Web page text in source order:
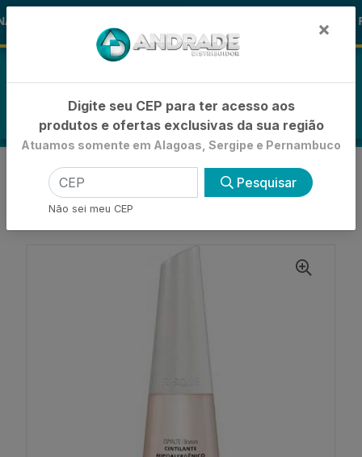
ALOHA 🪞
INÍCIO
ESMALTES
ESMALTE TRADICIONAL
ESMALTE RISQUÉ CINTILANTE PLATINO -
×
Digite seu CEP para ter acesso aos
produtos e ofertas exclusivas da sua região
Atuamos somente em Alagoas, Sergipe e Pernambuco
Pesquisar
Não sei meu CEP